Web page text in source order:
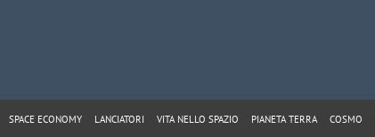
SPACE ECONOMY LANCIATORI VITA NELLO SPAZIO PIANETA TERRA COSMO